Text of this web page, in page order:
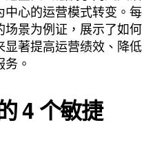
心的运营模式转变。每
景为例证，展示了如何
著提高运营绩效、降低
。
4 个敏捷